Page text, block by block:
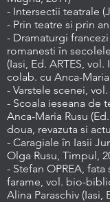
- Intersectii teatrale
- Prin teatre si prin
- Dramaturgi
romanesti în
(Iasi, Ed. ARTES, vol.
colab. cu Anca-Maria
- Varstele scenei,
- Scoala ieseana de
Anca-Maria Rusu
doua, revazuta si
- Caragiale în Iasii
Olga Rusu, Timpul,
- Stefan OPREA,
farame, vol. bio-
Alina Paraschiv (Iasi,